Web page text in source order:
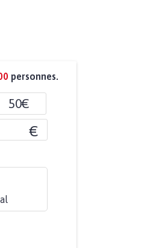
personnes.
50€
€